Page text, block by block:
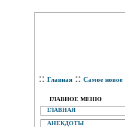
:: Главная :: Самое новое
ГЛАВНОЕ МЕНЮ
ГЛАВНАЯ
АНЕКДОТЫ